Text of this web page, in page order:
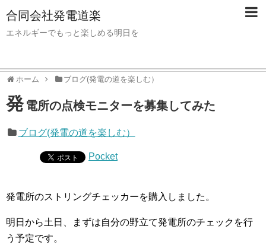
合同会社発電道楽
エネルギーでもっと楽しめる明日を
ホーム ブログ(発電の道を楽しむ）
発 電所の点検モニターを募集してみた
ブログ(発電の道を楽しむ）
Pocket
発電所のストリングチェッカーを購入しました。
明日から土日、まずは自分の野立て発電所のチェックを行
う予定です。